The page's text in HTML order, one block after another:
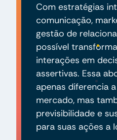
Com estratégias
comunicação,
gestão de
possível
interações em
assertivas. Essa
apenas diferencia
mercado, mas
previsibilidade e
para suas ações a